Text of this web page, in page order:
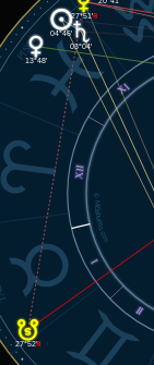
© MiSabueso.com
PISCIS
XI
XII
I
II
04°46'
27°51'℞
13°48'
03°04'
27°52'℞